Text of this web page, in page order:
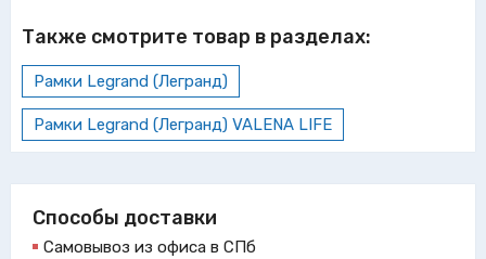
Также смотрите товар в разделах:
Рамки Legrand (Легранд)
Рамки Legrand (Легранд) VALENA LIFE
Способы доставки
Самовывоз из офиса в СПб